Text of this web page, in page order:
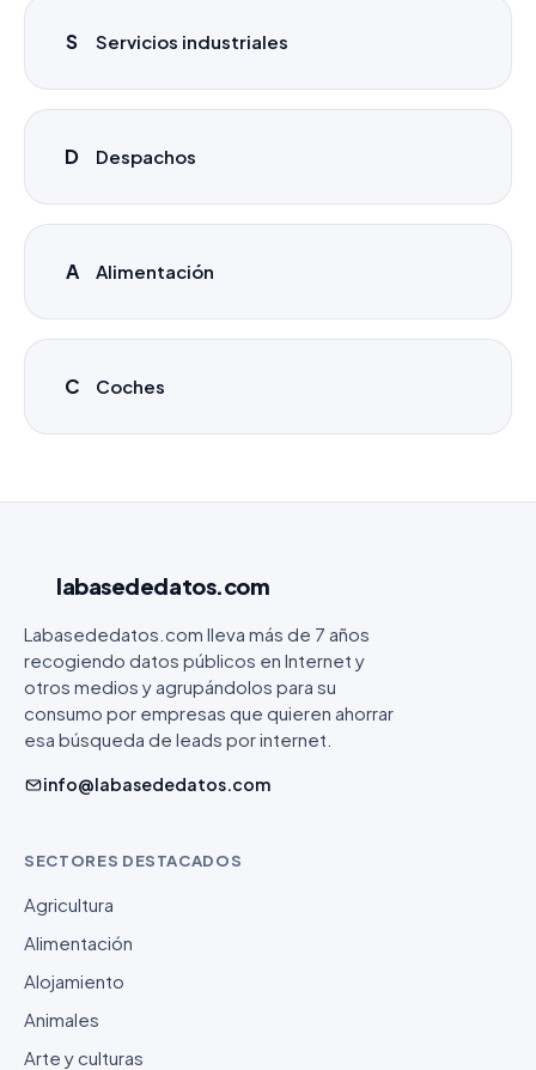
S Servicios industriales
D Despachos
A Alimentación
C Coches
labasededatos.com
Labasededatos.com lleva más de 7 años
recogiendo datos públicos en Internet y
otros medios y agrupándolos para su
consumo por empresas que quieren ahorrar
esa búsqueda de leads por internet.
info@labasededatos.com
SECTORES DESTACADOS
Agricultura
Alimentación
Alojamiento
Animales
Arte y culturas